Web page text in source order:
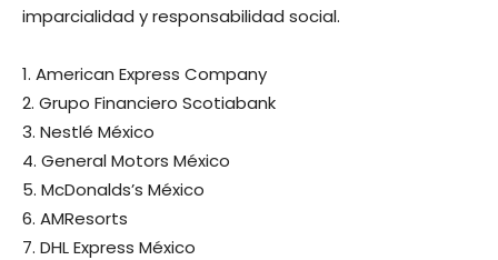
imparcialidad y responsabilidad social.
1. American Express Company
2. Grupo Financiero Scotiabank
3. Nestlé México
4. General Motors México
5. McDonalds’s México
6. AMResorts
7. DHL Express México